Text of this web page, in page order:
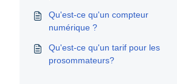
Qu'est-ce qu'un compteur
numérique ?
Qu'est-ce qu'un tarif pour les
prosommateurs?